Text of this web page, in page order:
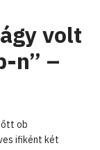
volt
n” –
ob
ifiként két